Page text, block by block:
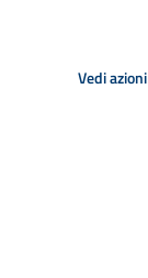
Vedi azioni